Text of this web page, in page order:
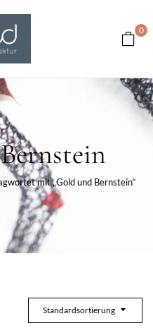
0
mit „Gold und Bernstein“
Standardsortierung